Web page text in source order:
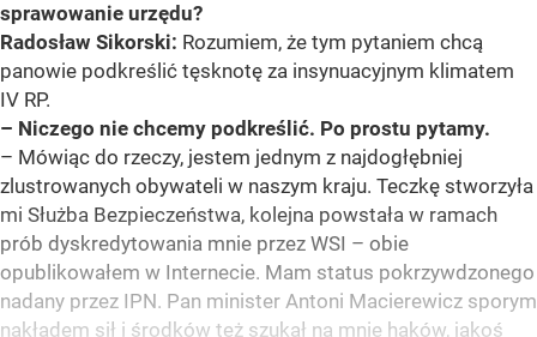
sprawowanie urzędu?
Radosław Sikorski: Rozumiem, że tym pytaniem chcą
panowie podkreślić tęsknotę za insynuacyjnym klimatem
IV RP.
– Niczego nie chcemy podkreślić. Po prostu pytamy.
– Mówiąc do rzeczy, jestem jednym z najdogłębniej
zlustrowanych obywateli w naszym kraju. Teczkę stworzyła
mi Służba Bezpieczeństwa, kolejna powstała w ramach
prób dyskredytowania mnie przez WSI – obie
opublikowałem w Internecie. Mam status pokrzywdzonego
nadany przez IPN. Pan minister Antoni Macierewicz sporym
nakładem sił i środków też szukał na mnie haków, jakoś